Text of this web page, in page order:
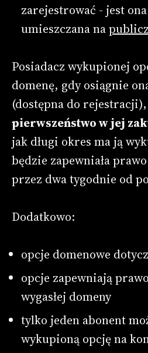
zarejestrować - jest
umieszczana na
Posiadacz wykupionej
domenę, gdy osiągnie
(dostępna do rejestracji),
pierwszeństwo w jej
jak długi okres ma ją
będzie zapewniała
przez dwa tygodnie od
Dodatkowo:
opcje domenowe
opcje zapewniają
wygasłej domeny
tylko jeden abonent
wykupioną opcję na